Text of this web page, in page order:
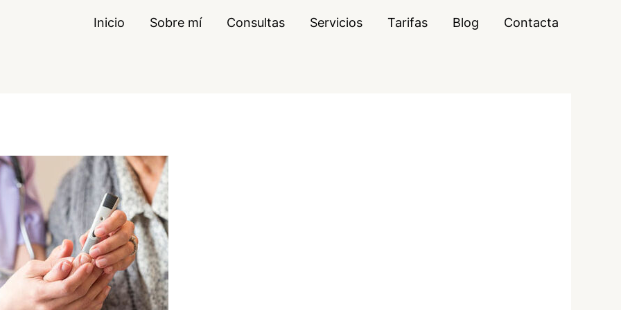
Inicio Sobre mí Consultas Servicios Tarifas Blog Contacta